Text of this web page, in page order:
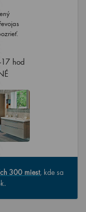
hod
300 miest, kde sa